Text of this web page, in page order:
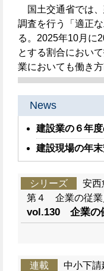
国土交通省では、
調査を行う「適正
る。2025年10月に
とする割合におい
業においても働き
News
建設業の６年
建設現場の年
シリーズ
安西
第４ 企業の従業
vol.130 企業の
連載 中小下請